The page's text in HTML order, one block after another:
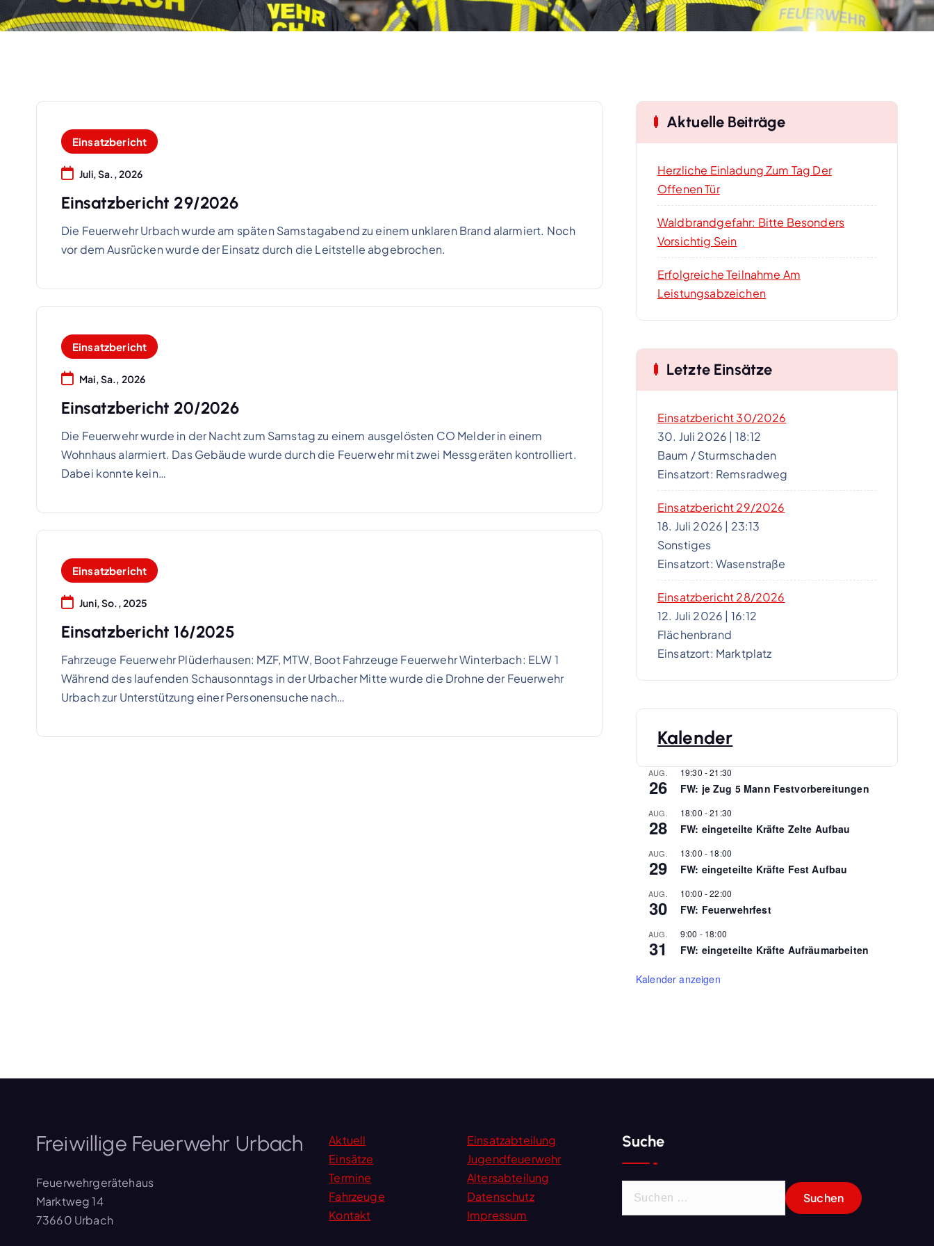
Einsatzbericht
Juli, Sa., 2026
Einsatzbericht 29/2026
Die Feuerwehr Urbach wurde am späten Samstagabend zu einem unklaren Brand alarmiert. Noch
vor dem Ausrücken wurde der Einsatz durch die Leitstelle abgebrochen.
Einsatzbericht
Mai, Sa., 2026
Einsatzbericht 20/2026
Die Feuerwehr wurde in der Nacht zum Samstag zu einem ausgelösten CO Melder in einem
Wohnhaus alarmiert. Das Gebäude wurde durch die Feuerwehr mit zwei Messgeräten kontrolliert.
Dabei konnte kein…
Einsatzbericht
Juni, So., 2025
Einsatzbericht 16/2025
Fahrzeuge Feuerwehr Plüderhausen: MZF, MTW, Boot Fahrzeuge Feuerwehr Winterbach: ELW 1
Während des laufenden Schausonntags in der Urbacher Mitte wurde die Drohne der Feuerwehr
Urbach zur Unterstützung einer Personensuche nach…
Aktuelle Beiträge
Herzliche Einladung Zum Tag Der
Offenen Tür
Waldbrandgefahr: Bitte Besonders
Vorsichtig Sein
Erfolgreiche Teilnahme Am
Leistungsabzeichen
Letzte Einsätze
Einsatzbericht 30/2026
30. Juli 2026 | 18:12
Baum / Sturmschaden
Einsatzort: Remsradweg
Einsatzbericht 29/2026
18. Juli 2026 | 23:13
Sonstiges
Einsatzort: Wasenstraße
Einsatzbericht 28/2026
12. Juli 2026 | 16:12
Flächenbrand
Einsatzort: Marktplatz
Kalender
AUG.
26
19:30 -21:30
FW: je Zug 5 Mann Festvorbereitungen
AUG.
28
18:00 -21:30
FW: eingeteilte Kräfte Zelte Aufbau
AUG.
29
13:00 - 18:00
FW: eingeteilte Kräfte Fest Aufbau
AUG.
30
10:00 -22:00
FW: Feuerwehrfest
AUG.
31
9:00 - 18:00
FW: eingeteilte Kräfte Aufräumarbeiten
Kalender anzeigen
Freiwillige Feuerwehr Urbach
Feuerwehrgerätehaus
Marktweg 14
73660 Urbach
Aktuell
Einsatzabteilung
Einsätze
Jugendfeuerwehr
Termine
Altersabteilung
Fahrzeuge
Datenschutz
Kontakt
Impressum
Suche